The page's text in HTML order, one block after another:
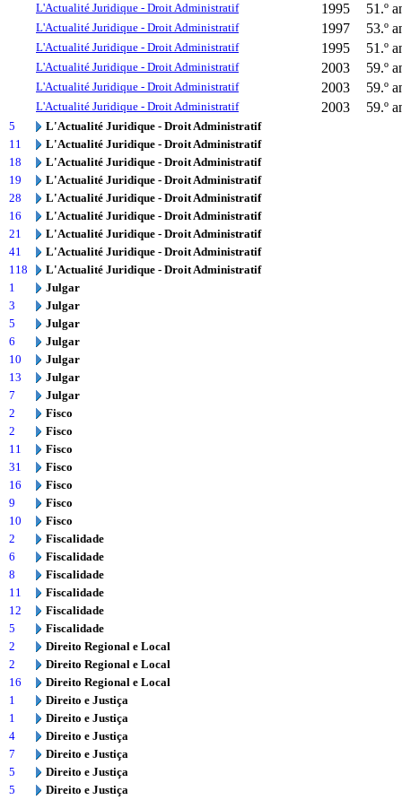
L'Actualité Juridique - Droit Administratif 1995 51.º
L'Actualité Juridique - Droit Administratif 1997 53.º
L'Actualité Juridique - Droit Administratif 1995 51.º
L'Actualité Juridique - Droit Administratif 2003 59.º
L'Actualité Juridique - Droit Administratif 2003 59.º
L'Actualité Juridique - Droit Administratif 2003 59.º
5
L'Actualité Juridique - Droit Administratif
11
L'Actualité Juridique - Droit Administratif
18
L'Actualité Juridique - Droit Administratif
19
L'Actualité Juridique - Droit Administratif
28
L'Actualité Juridique - Droit Administratif
16
L'Actualité Juridique - Droit Administratif
21
L'Actualité Juridique - Droit Administratif
41
L'Actualité Juridique - Droit Administratif
118
L'Actualité Juridique - Droit Administratif
1
Julgar
3
Julgar
5
Julgar
6
Julgar
10
Julgar
13
Julgar
7
Julgar
2
Fisco
2
Fisco
11
Fisco
31
Fisco
16
Fisco
9
Fisco
10
Fisco
2
Fiscalidade
6
Fiscalidade
8
Fiscalidade
11
Fiscalidade
12
Fiscalidade
5
Fiscalidade
2
Direito Regional e Local
2
Direito Regional e Local
16
Direito Regional e Local
1
Direito e Justiça
1
Direito e Justiça
4
Direito e Justiça
7
Direito e Justiça
5
Direito e Justiça
5
Direito e Justiça